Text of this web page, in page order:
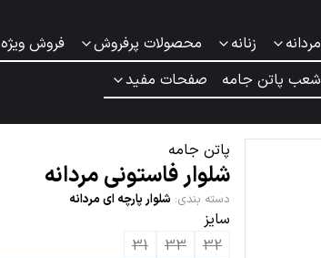
مردانه زنانه محصولات پرفروش فروش ویژه
شعب پاتن جامه
صفحات مفید
پاتن جامه
شلوار فاستونی مردانه
دسته بندی: شلوار پارچه ای مردانه
سایز
32
33
31